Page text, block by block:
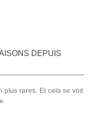
DEPUIS
plus rares. Et cela se voit